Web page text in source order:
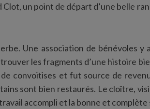
un point de départ d’une belle
Une association de bénévoles y
les fragments d’une histoire
convoitises et fut source de
sont bien restaurés. Le cloître,
accompli et la bonne et